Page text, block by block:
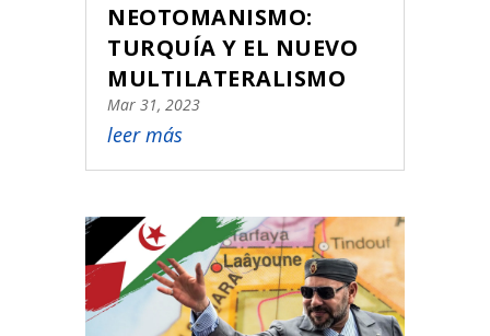
NEOTOMANISMO:
TURQUÍA Y EL NUEVO
MULTILATERALISMO
Mar 31, 2023
leer más